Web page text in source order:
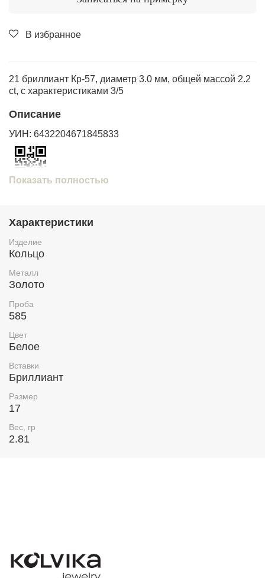
В избранное
21 бриллиант Кр-57, диаметр 3.0 мм, общей массой 2.2
ct, с характеристиками 3/5
Описание
УИН: 6432204671845833
Показать полностью
Характеристики
Изделие
Кольцо
Металл
Золото
Проба
585
Цвет
Белое
Вставки
Бриллиант
Размер
17
Вес, гр
2.81